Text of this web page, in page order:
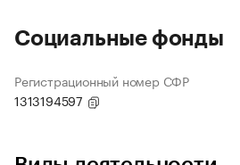
Социальные фонды
Регистрационный номер СФР
1313194597